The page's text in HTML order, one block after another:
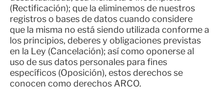
(Rectificación); que la eliminemos de nuestros
registros o bases de datos cuando considere
que la misma no está siendo utilizada conforme a
los principios, deberes y obligaciones previstas
en la Ley (Cancelación); así como oponerse al
uso de sus datos personales para fines
específicos (Oposición), estos derechos se
conocen como derechos ARCO.